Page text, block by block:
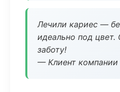
Лечили кариес —
идеально под цвет.
заботу!
— Клиент компании